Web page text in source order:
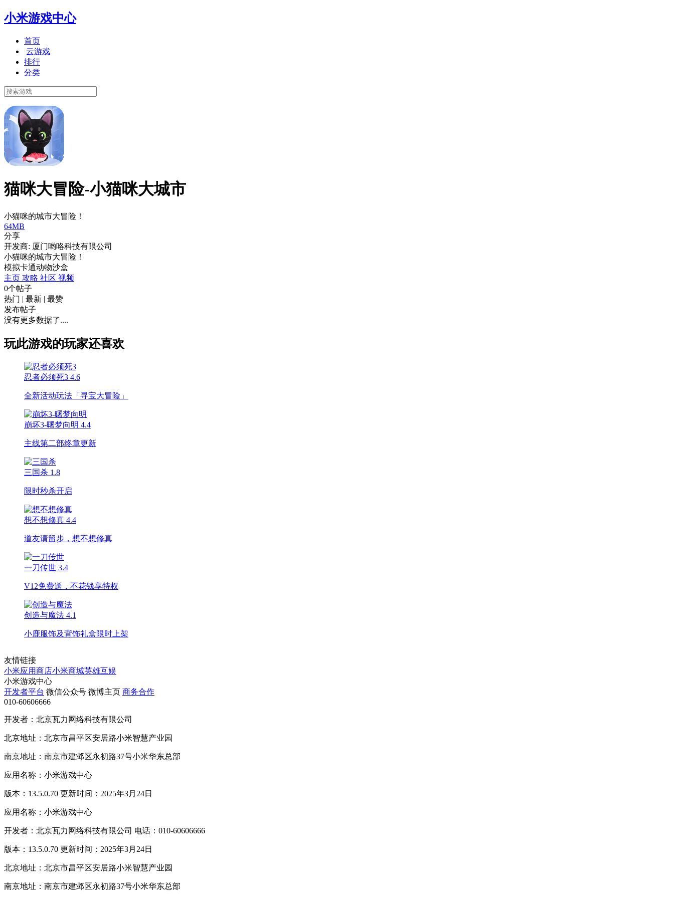
小米游戏中心
首页
云游戏
排行
分类
猫咪大冒险-小猫咪大城市
小猫咪的城市大冒险！
64MB
分享
开发商: 厦门哟咯科技有限公司
小猫咪的城市大冒险！
模拟卡通动物沙盒
主页 攻略 社区 视频
0个帖子
热门 | 最新 | 最赞
发布帖子
没有更多数据了....
玩此游戏的玩家还喜欢
忍者必须死3 4.6
全新活动玩法「寻宝大冒险」
崩坏3-曙梦向明 4.4
主线第二部终章更新
三国杀 1.8
限时秒杀开启
想不想修真 4.4
道友请留步，想不想修真
一刀传世 3.4
V12免费送，不花钱享特权
创造与魔法 4.1
小鹿服饰及背饰礼盒限时上架
友情链接
小米应用商店小米商城英雄互娱
小米游戏中心
开发者平台 微信公众号 微博主页 商务合作
010-60606666
开发者：北京瓦力网络科技有限公司
北京地址：北京市昌平区安居路小米智慧产业园
南京地址：南京市建邺区永初路37号小米华东总部
应用名称：小米游戏中心
版本：13.5.0.70 更新时间：2025年3月24日
应用名称：小米游戏中心
开发者：北京瓦力网络科技有限公司 电话：010-60606666
版本：13.5.0.70 更新时间：2025年3月24日
北京地址：北京市昌平区安居路小米智慧产业园
南京地址：南京市建邺区永初路37号小米华东总部